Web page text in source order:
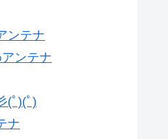
ンテナ
ンテナ
(ﾟ)(ﾟ)
ナ